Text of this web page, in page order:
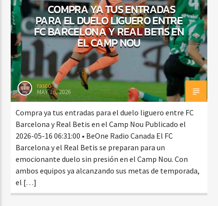
COMPRA YA TUS ENTRADAS
PARA EL DUELO LIGUERO ENTRE
FC BARCELONA Y REAL BETIS EN
EL CAMP NOU
rasco
MAY 16, 2026
Compra ya tus entradas para el duelo liguero entre FC
Barcelona y Real Betis en el Camp Nou Publicado el
2026-05-16 06:31:00 • BeOne Radio Canada El FC
Barcelona y el Real Betis se preparan para un
emocionante duelo sin presión en el Camp Nou. Con
ambos equipos ya alcanzando sus metas de temporada,
el […]